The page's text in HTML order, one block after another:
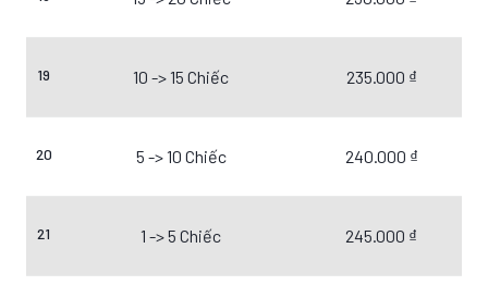
19 10 -> 15 Chiếc 235.000 ₫
20 5 -> 10 Chiếc 240.000 ₫
21 1 -> 5 Chiếc 245.000 ₫